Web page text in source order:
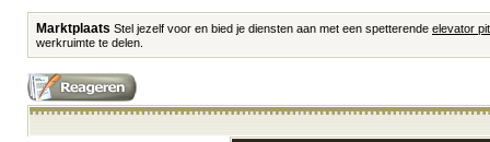
Marktplaats Stel jezelf voor en bied je diensten aan met een spetterende elevator
werkruimte te delen.